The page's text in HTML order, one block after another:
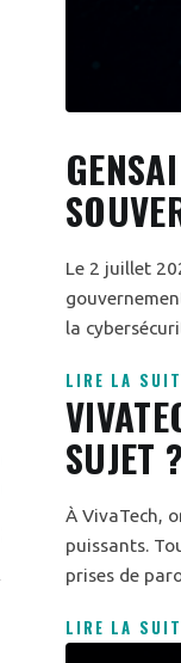
Le 2 juillet
la
LIRE LA
SUJET ?
À VivaTech,
puissants.
prises de
LIRE LA